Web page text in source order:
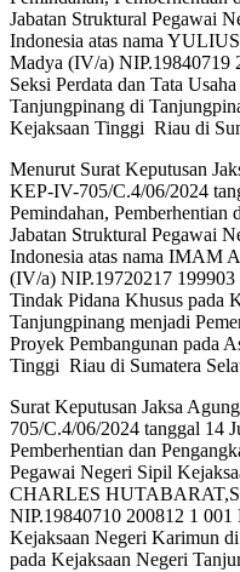
Jabatan Struktural Pegawai
Indonesia atas nama
Madya (IV/a) NIP.19840719
Seksi Perdata dan Tata
Tanjungpinang di
Kejaksaan Tinggi Riau di
Menurut Surat Keputusan
KEP-IV-705/C.4/06/2024
Pemindahan, Pemberhentian
Jabatan Struktural Pegawai
Indonesia atas nama IMAM
(IV/a) NIP.19720217
Tindak Pidana Khusus pada
Tanjungpinang menjadi
Proyek Pembangunan pada
Tinggi Riau di Sumatera
Surat Keputusan Jaksa
705/C.4/06/2024 tanggal 14
Pemberhentian dan
Pegawai Negeri Sipil
CHARLES
NIP.19840710 200812 1
Kejaksaan Negeri Karimun
pada Kejaksaan Negeri